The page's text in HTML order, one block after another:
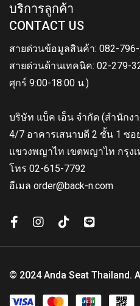
บริการลูกค้า
CONTACT US
สายด่วนข้อมูลสินค้า: 082-
สายด่วนด้านเทคนิค: 02-279-
ศุกร์ 9:00-18:00 น.)
บริษัท แบ็ค เอ็น จำกัด (สำนักง
4/7 อาคารเสนาบดี 2 ชั้น 1 ซ
แขวงพญาไท เขตพญาไท กรุง
โทร 02-615-7792
อีเมล order@back-n.com
© 2024 Anda Seat Thailand.